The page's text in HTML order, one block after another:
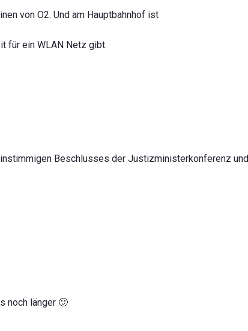
von O2. Und am Hauptbahnhof ist
für ein WLAN Netz gibt.
Beschlusses der Justizministerkonferenz und
noch länger 🙂